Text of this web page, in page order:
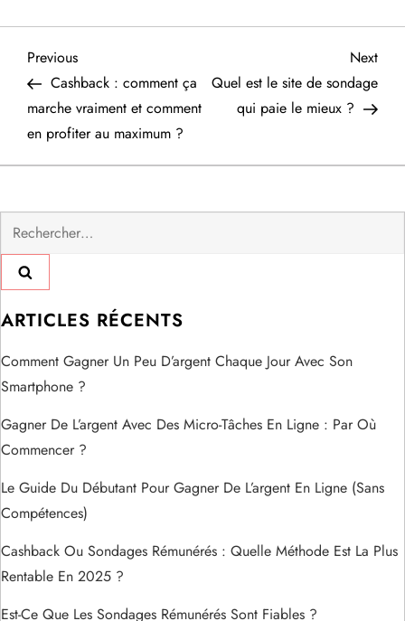
N
a
v
g
a
t
i
o
n
d
e
l
Previous
Post
Previous
Cashback : comment ça
marche vraiment et comment
en profiter au maximum ?
Next
Post
Next
Quel est le site de sondage
qui paie le mieux ?
Rechercher :
ARTICLES RÉCENTS
Comment Gagner Un Peu D’argent Chaque Jour Avec Son
Smartphone ?
Gagner De L’argent Avec Des Micro-Tâches En Ligne : Par Où
Commencer ?
Le Guide Du Débutant Pour Gagner De L’argent En Ligne (sans
Compétences)
Cashback Ou Sondages Rémunérés : Quelle Méthode Est La Plus
Rentable En 2025 ?
Est-Ce Que Les Sondages Rémunérés Sont Fiables ?